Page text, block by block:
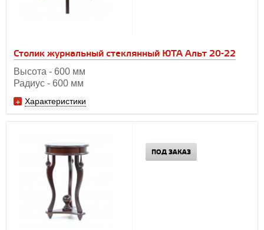
Столик журнальный стеклянный ЮТА Альт 20-22
Высота - 600 мм
Радиус - 600 мм
Характеристики
ПОД ЗАКАЗ